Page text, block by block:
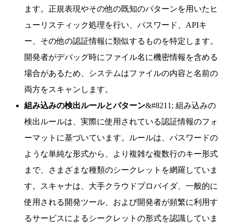
ます。正規表現やその他の既知のパターンを用いたヒ
ューリスティック処理を行い、パスワード、APIキ
ー、その他の認証情報に類似するものを特定します。
開発者がデバッグ時にファイル名に機密情報を含める
場合があるため、システムはファイルの内容と名前の
両方をスキャンします。
組み込みの検出ルールとパターン&#8211; 組み込みの
検出ルールは、実際に使用されている認証情報のフォ
ーマットに基づいています。ルールは、パスワードの
ような単純な形式から、より複雑な複数行のキー形式
まで、さまざまな種類のシークレットを網羅していま
す。スキャナは、大手クラウドプロバイダ、一般的に
使用される開発ツール、および開発者が頻繁に利用す
るサービスによるシークレットの形式を認識していま